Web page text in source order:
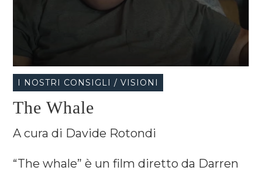
I NOSTRI CONSIGLI / VISIONI
The Whale
A cura di Davide Rotondi
“The whale” è un film diretto da Darren